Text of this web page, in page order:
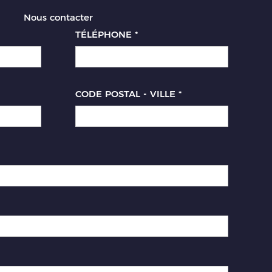
Nous contacter
TÉLÉPHONE *
CODE POSTAL - VILLE *